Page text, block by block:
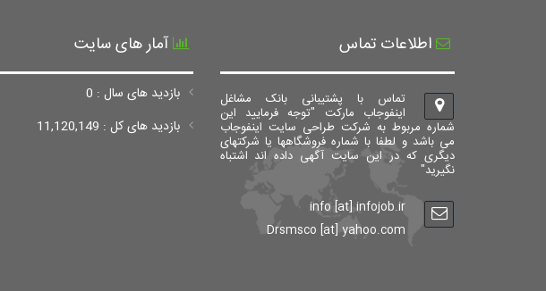
اطلاعات تماس
تماس با پشتیبانی بانک مشاغل
اینفوجاب مارکت "توجه فرمایید این
شماره مربوط به شرکت طراحی سایت اینفوجاب
می باشد و لطفا با شماره فروشگاهها یا شرکتهای
دیگری که در این سایت آگهی داده اند اشتباه
نگیرید"
info [at] infojob.ir
Drsmsco [at] yahoo.com
آمار های سایت
بازدید های سال : 0
بازدید های کل : 11,120,149